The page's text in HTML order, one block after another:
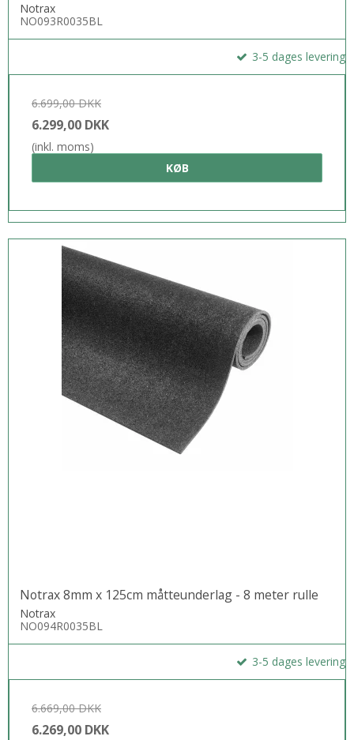
Notrax
NO093R0035BL
3-5 dages levering
6.699,00 DKK
6.299,00 DKK
(inkl. moms)
KØB
Notrax 8mm x 125cm måtteunderlag - 8 meter rulle
Notrax
NO094R0035BL
3-5 dages levering
6.669,00 DKK
6.269,00 DKK